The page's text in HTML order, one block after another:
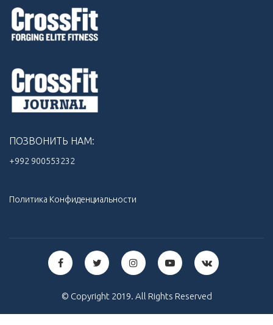
ПОЗВОНИТЬ НАМ:
+992 900553232‬
Политика Конфиденциальности
© Copyright 2019. All Rights Reserved